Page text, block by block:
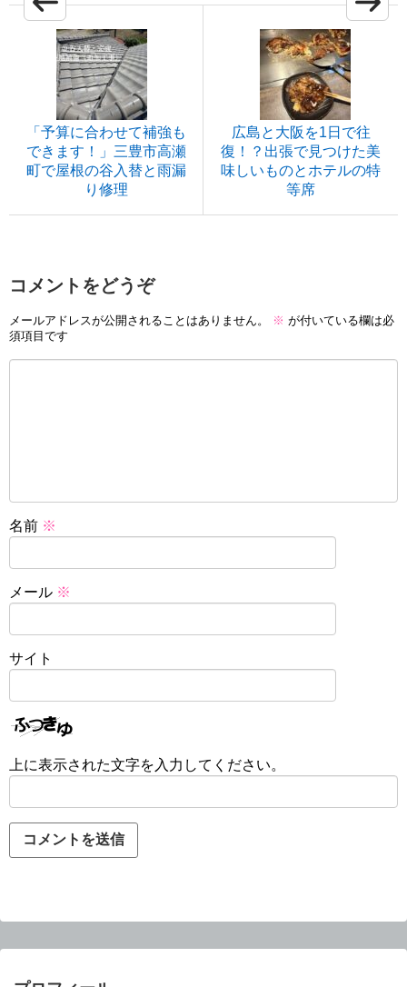
「予算に合わせて補強も
できます！」三豊市高瀬
町で屋根の谷入替と雨漏
り修理
広島と大阪を1日で往
復！？出張で見つけた美
味しいものとホテルの特
等席
コメントをどうぞ
メールアドレスが公開されることはありません。 ※ が付いている欄は必
須項目です
名前 ※
メール ※
サイト
上に表示された文字を入力してください。